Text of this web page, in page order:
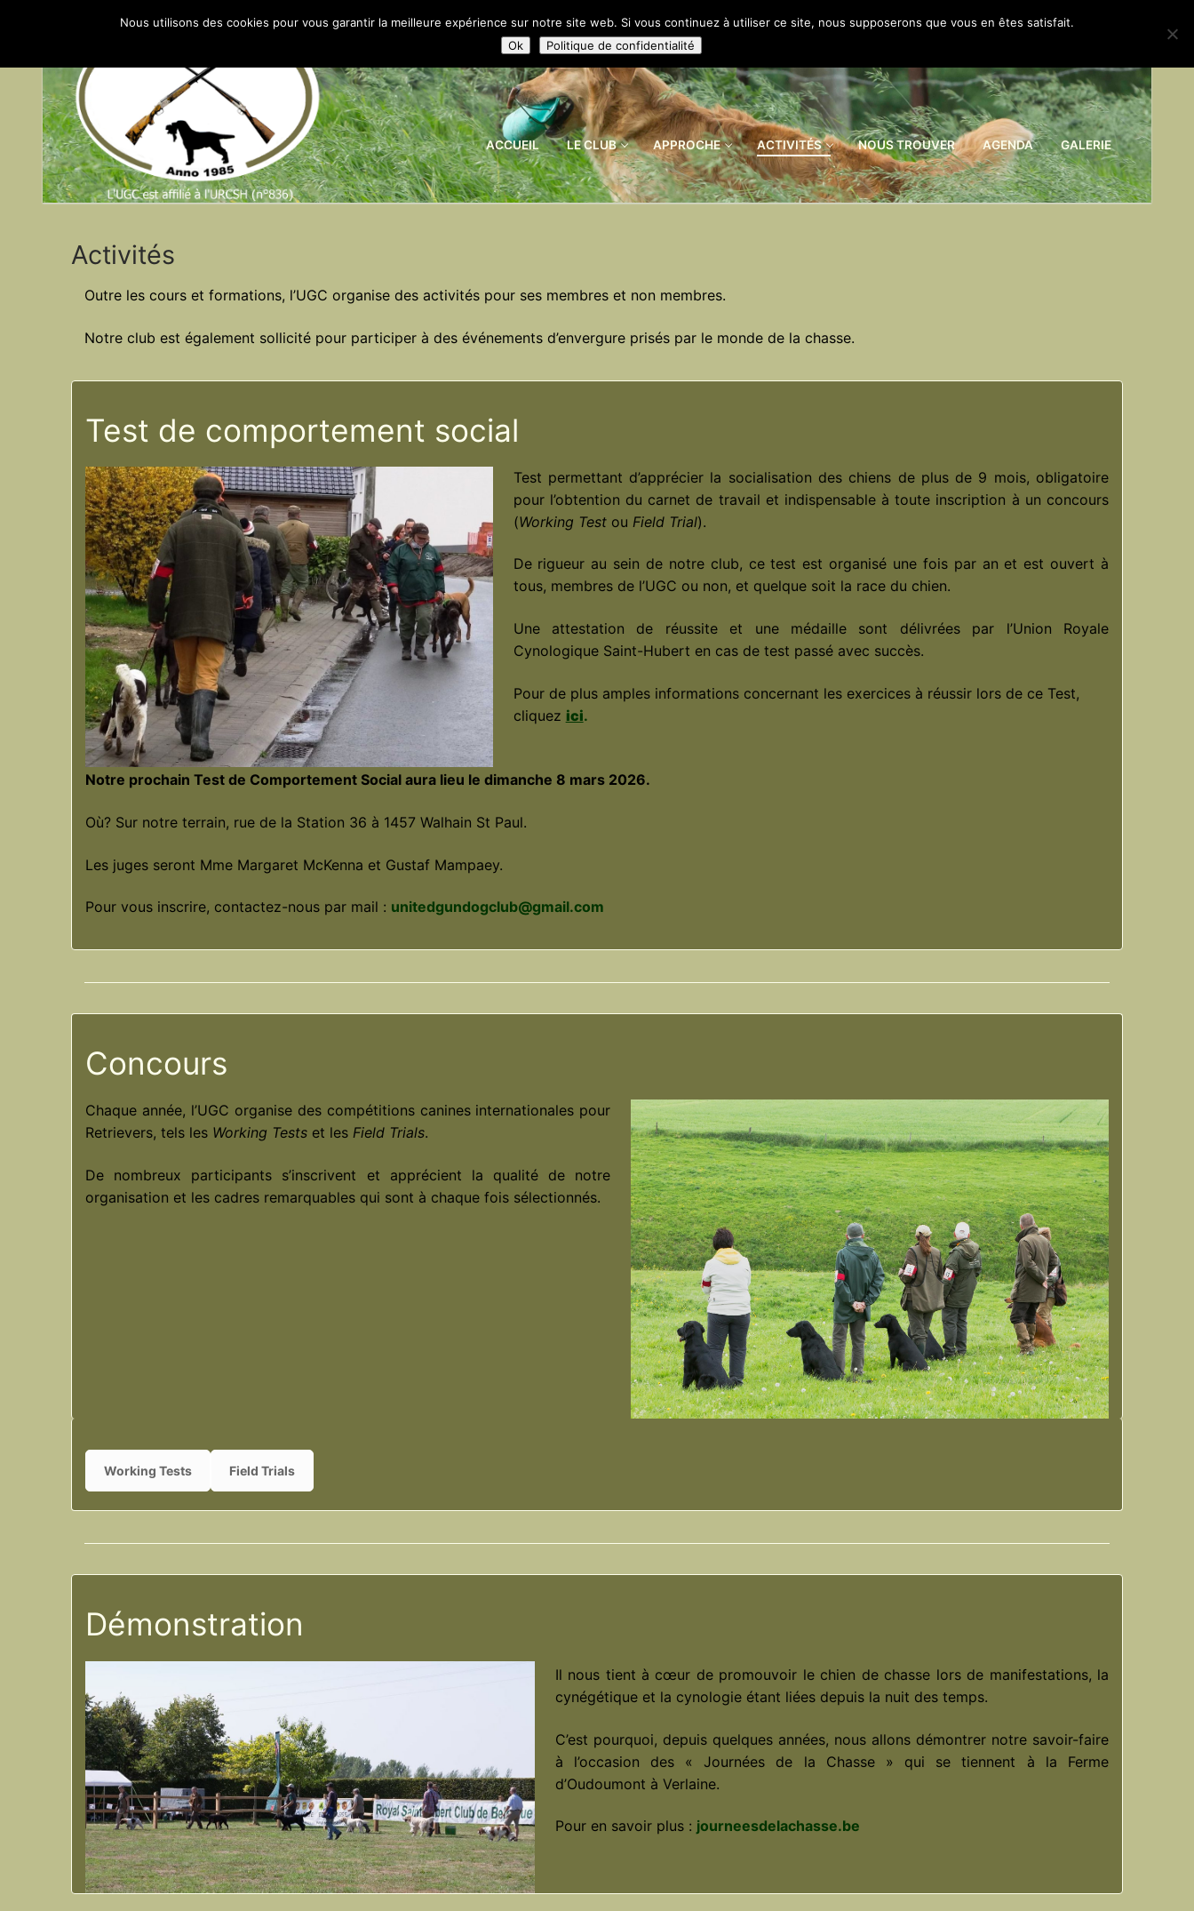
ACCUEIL LE CLUB APPROCHE ACTIVITÉS NOUS TROUVER AGENDA GALERIE
Activités
Outre les cours et formations, l’UGC organise des activités pour ses membres et non membres.
Notre club est également sollicité pour participer à des événements d’envergure prisés par le monde de la chasse.
Test de comportement social
Test permettant d’apprécier la socialisation des chiens de plus de 9 mois, obligatoire
pour l’obtention du carnet de travail et indispensable à toute inscription à un concours
(Working Testou Field Trial).
De rigueur au sein de notre club, ce test est organisé une fois par an et est ouvert à
tous, membres de l’UGC ou non, et quelque soit la race du chien.
Une attestation de réussite et une médaille sont délivrées par l’Union Royale
Cynologique Saint-Hubert en cas de test passé avec succès.
Pour de plus amples informations concernant les exercices à réussir lors de ce Test,
cliquez ici.
Notre prochain Test de Comportement Social aura lieu le dimanche 8 mars 2026.
Où? Sur notre terrain, rue de la Station 36 à 1457 Walhain St Paul.
Les juges seront Mme Margaret McKenna et Gustaf Mampaey.
Pour vous inscrire, contactez-nous par mail : unitedgundogclub@gmail.com
Concours
Chaque année, l’UGC organise des compétitions canines internationales pour
Retrievers, tels les Working Tests et les Field Trials.
De nombreux participants s’inscrivent et apprécient la qualité de notre
organisation et les cadres remarquables qui sont à chaque fois sélectionnés.
Working Tests Field Trials
Démonstration
Il nous tient à cœur de promouvoir le chien de chasse lors de manifestations, la
cynégétique et la cynologie étant liées depuis la nuit des temps.
C’est pourquoi, depuis quelques années, nous allons démontrer notre savoir-faire
à l’occasion des « Journées de la Chasse » qui se tiennent à la Ferme
d’Oudoumont à Verlaine.
Pour en savoir plus : journeesdelachasse.be
Nous utilisons des cookies pour vous garantir la meilleure expérience sur notre site web. Si vous continuez à utiliser ce site, nous supposerons que vous en êtes satisfait.
Ok
Politique de confidentialité